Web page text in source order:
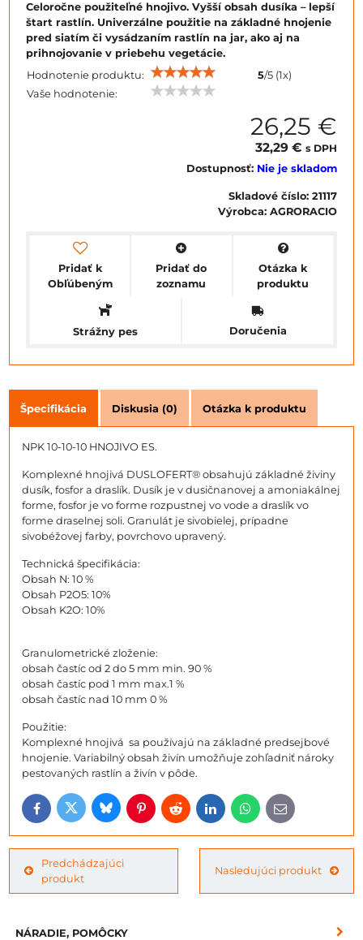
Celoročne použiteľné hnojivo. Vyšší obsah dusíka – lepší
štart rastlín. Univerzálne použitie na základné hnojenie
pred siatím či vysádzaním rastlín na jar, ako aj na
prihnojovanie v priebehu vegetácie.
Hodnotenie produktu:
5/5 (1x)
Vaše hodnotenie:
26,25 €
32,29 € s DPH
Dostupnosť: Nie je skladom
Skladové číslo: 21117
Výrobca: AGRORACIO
Pridať k
Obľúbeným
Pridať do
zoznamu
Otázka k
produktu
Strážny pes Doručenia
Špecifikácia Diskusia (0) Otázka k produktu
NPK 10-10-10 HNOJIVO ES.
Komplexné hnojivá DUSLOFERT® obsahujú základné živiny
dusík, fosfor a draslík. Dusík je v dusičnanovej a amoniakálnej
forme, fosfor je vo forme rozpustnej vo vode a draslík vo
forme draselnej soli. Granulát je sivobielej, prípadne
sivobéžovej farby, povrchovo upravený.
Technická špecifikácia:
Obsah N: 10 %
Obsah P2O5: 10%
Obsah K2O: 10%
Granulometrické zloženie:
obsah častíc od 2 do 5 mm min. 90 %
obsah častíc pod 1 mm max.1 %
obsah častíc nad 10 mm 0 %
Použitie:
Komplexné hnojivá sa používajú na základné predsejbové
hnojenie. Variabilný obsah živín umožňuje zohľadniť nároky
pestovaných rastlín a živín v pôde.
FacebookTwitterBlueskyPinterestRedditLinkedInWhatsApp
E-
mail
Predchádzajúci
produkt
Nasledujúci produkt
NÁRADIE, POMÔCKY